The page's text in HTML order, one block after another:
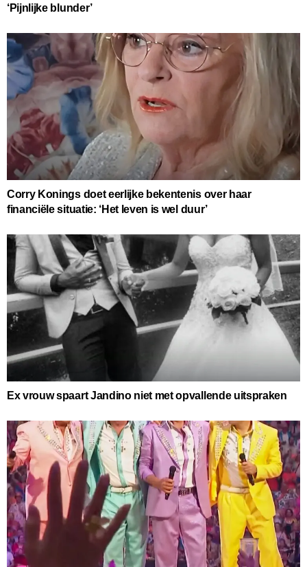
‘Pijnlijke blunder’
Corry Konings doet eerlijke bekentenis over haar
financiële situatie: ‘Het leven is wel duur’
Ex vrouw spaart Jandino niet met opvallende uitspraken